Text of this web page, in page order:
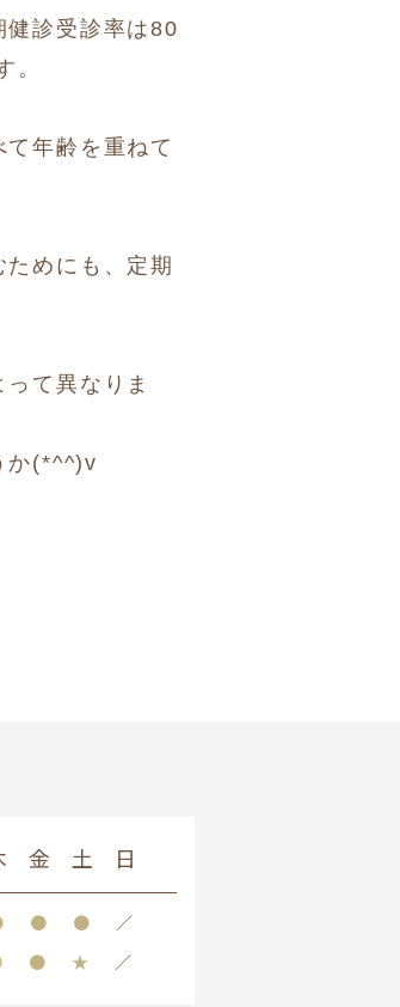
健診受診率は80
。
年齢を重ねて
めにも、定期
て異なりま
か(*^^)v
金 土 日
● ● ／
● ★ ／